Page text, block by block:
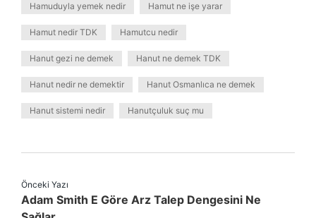
Hamuduyla yemek nedir Hamut ne işe yarar
Hamut nedir TDK Hamutcu nedir
Hanut gezi ne demek Hanut ne demek TDK
Hanut nedir ne demektir Hanut Osmanlıca ne demek
Hanut sistemi nedir Hanutçuluk suç mu
Önceki Yazı
Adam Smith E Göre Arz Talep Dengesini Ne